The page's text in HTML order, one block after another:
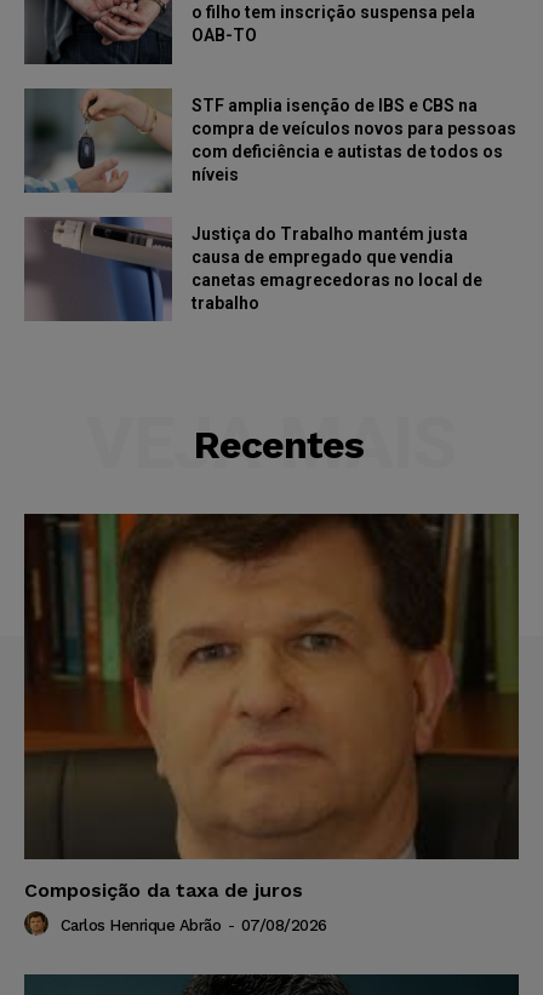
o filho tem inscrição suspensa pela
OAB-TO
STF amplia isenção de IBS e CBS na
compra de veículos novos para pessoas
com deficiência e autistas de todos os
níveis
Justiça do Trabalho mantém justa
causa de empregado que vendia
canetas emagrecedoras no local de
trabalho
Recentes
VEJA MAIS
Composição da taxa de juros
Carlos Henrique Abrão - 07/08/2026